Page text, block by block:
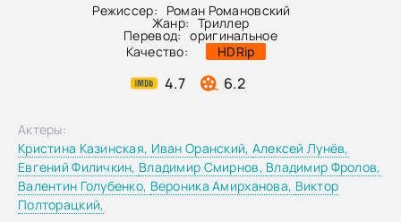
Режиссер:
Роман Романовский
Жанр: Триллер
Перевод:
оригинальное
Качество:
HDRip
4.7 6.2
Актеры:
Кристина Казинская, Иван Оранский, Алексей Лунёв,
Евгений Филичкин, Владимир Смирнов, Владимир Фролов,
Валентин Голубенко, Вероника Амирханова, Виктор
Полторацкий,